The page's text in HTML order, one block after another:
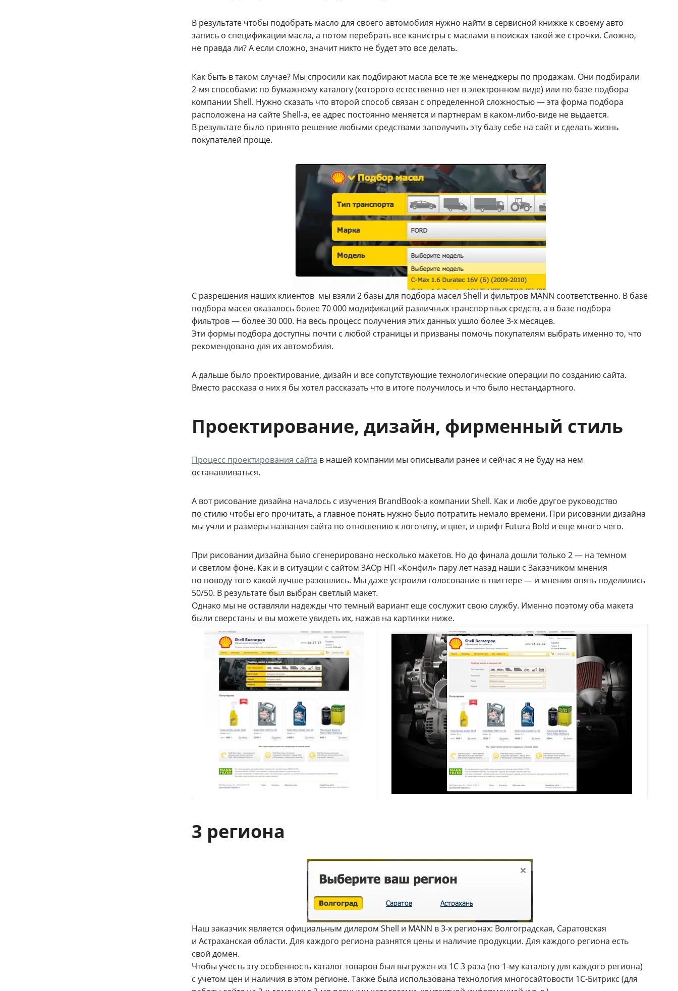
В результате чтобы подобрать масло для своего автомобиля нужно найти в сервисной книжке к своему авто
запись о спецификации масла, а потом перебрать все канистры с маслами в поисках такой же строчки. Сложно,
не правда ли? А если сложно, значит никто не будет это все делать.
Как быть в таком случае? Мы спросили как подбирают масла все те же менеджеры по продажам. Они подбирали
2-мя способами: по бумажному каталогу (которого естественно нет в электронном виде) или по базе подбора
компании Shell. Нужно сказать что второй способ связан с определенной сложностью — эта форма подбора
расположена на сайтеShell-а, ее адрес постоянно меняется и партнерам в каком-либо-виде не выдается.
В результате было принято решение любыми средствами заполучить эту базу себе на сайт и сделать жизнь
покупателей проще.
C разрешения наших клиентов мы взяли 2 базы для подбора масел Shell и фильтров MANN соответственно. В базе
подбора масел оказалось более 70 000 модификаций различных транспортных средств, а в базе подбора
фильтров — более 30 000. На весь процесс получения этих данных ушло более3-х месяцев.
Эти формы подбора доступны почти с любой страницы и призваны помочь покупателям выбрать именно то, что
рекомендовано для их автомобиля.
А дальше было проектирование, дизайн и все сопутствующие технологические операции по созданию сайта.
Вместо рассказа о них я бы хотел рассказать что в итоге получилось и что было нестандартного.
Проектирование, дизайн, фирменный стиль
Процесс проектирования сайта в нашей компании мы описывали ранее и сейчас я не буду на нем
останавливаться.
А вот рисование дизайна началось с изучения BrandBook-а компании Shell. Как и любе другое руководство
по стилю чтобы его прочитать, а главное понять нужно было потратить немало времени. При рисовании дизайна
мы учли и размеры названия сайта по отношению к логотипу, и цвет, и шрифт Futura Bold и еще много чего.
При рисовании дизайна было сгенерировано несколько макетов. Но до финала дошли только 2 — на темном
и светлом фоне. Как и в ситуации с сайтом ЗАОр НП «Конфил» пару лет назад наши с Заказчиком мнения
по поводу того какой лучше разошлись. Мы даже устроили голосование в твиттере — и мнения опять поделились
50/50. В результате был выбран светлый макет.
Однако мы не оставляли надежды что темный вариант еще сослужит свою службу. Именно поэтому оба макета
были сверстаны и вы можете увидеть их, нажав на картинки ниже.
3 региона
Наш заказчик является официальным дилером Shell и MANN в3-х регионах: Волгоградская, Саратовская
и Астраханская области. Для каждого региона разнятся цены и наличие продукции. Для каждого региона есть
свой домен.
Чтобы учесть эту особенность каталог товаров был выгружен из 1С 3 раза (по 1-му каталогу для каждого региона)
с учетом цен и наличия в этом регионе. Также была использована технология многосайтовости 1С-Битрикс (для